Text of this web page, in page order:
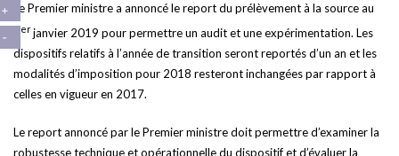
Le Premier ministre a annoncé le report du prélèvement à la source au
erjanvier 2019 pour permettre un audit et une expérimentation. Les
dispositifs relatifs à l’année de transition seront reportés d’un an et les
modalités d’imposition pour 2018 resteront inchangées par rapport à
celles en vigueur en 2017.
Le report annoncé par le Premier ministre doit permettre d’examiner la
robustesse technique et opérationnelle du dispositif et d’évaluer la